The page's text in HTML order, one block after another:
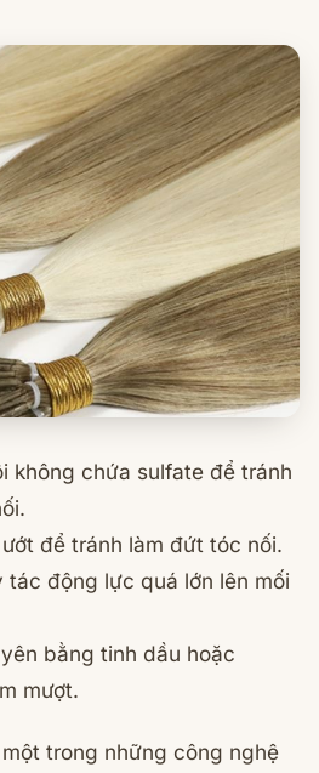
không chứa sulfate để tránh
để tránh làm đứt tóc nối.
tác động lực quá lớn lên mối
bằng tinh dầu hoặc
mượt.
trong những công nghệ